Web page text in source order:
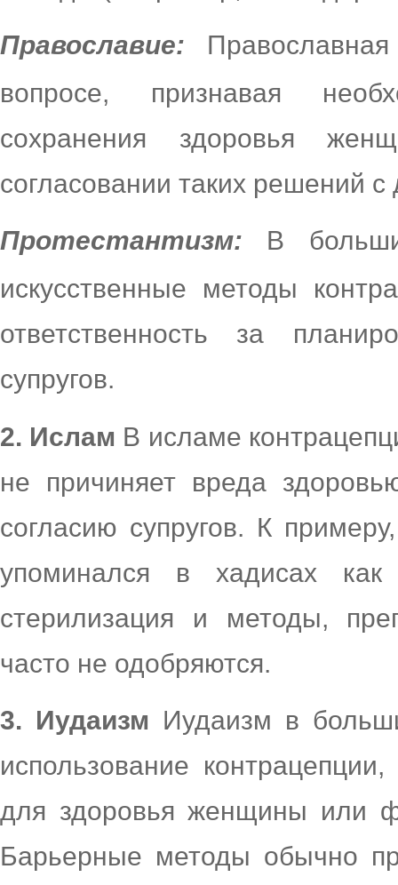
Православие:
вопросе, признавая
сохранения здоровья
согласовании таких решений
Протестантизм: В
искусственные методы
ответственность за
супругов.
2. Ислам В исламе
не причиняет вреда
согласию супругов. К
упоминался в хадисах как
стерилизация и методы,
часто не одобряются.
3. Иудаизм Иудаизм в
использование
для здоровья женщины или
Барьерные методы обычно